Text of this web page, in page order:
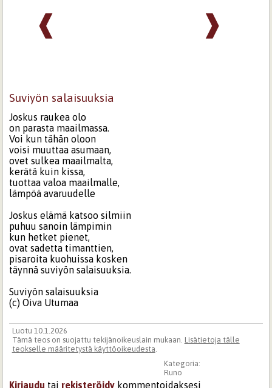
❱
❰
Suviyön salaisuuksia
Joskus raukea olo
on parasta maailmassa.
Voi kun tähän oloon
voisi muuttaa asumaan,
ovet sulkea maailmalta,
kerätä kuin kissa,
tuottaa valoa maailmalle,
lämpöä avaruudelle
Joskus elämä katsoo silmiin
puhuu sanoin lämpimin
kun hetket pienet,
ovat sadetta timanttien,
pisaroita kuohuissa kosken
täynnä suviyön salaisuuksia.
Suviyön salaisuuksia
(c) Oiva Utumaa
Luotu 10.1.2026
Tämä teos on suojattu tekijänoikeuslain mukaan. Lisätietoja tälle
teokselle määritetystä käyttöoikeudesta.
Kategoria:
Runo
Kirjaudu tai rekisteröidy kommentoidaksesi